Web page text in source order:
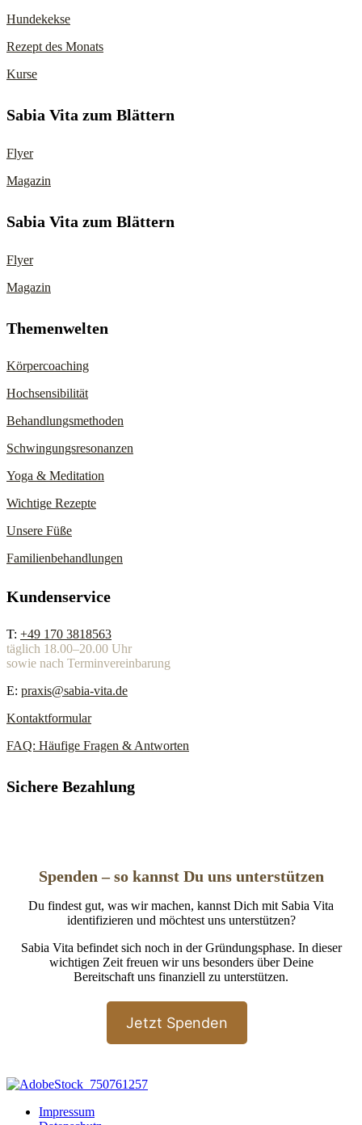
Hundekekse
Rezept des Monats
Kurse
Sabia Vita zum Blättern
Flyer
Magazin
Sabia Vita zum Blättern
Flyer
Magazin
Themenwelten
Körpercoaching
Hochsensibilität
Behandlungsmethoden
Schwingungsresonanzen
Yoga & Meditation
Wichtige Rezepte
Unsere Füße
Familienbehandlungen
Kundenservice
T: +49 170 3818563
täglich 18.00–20.00 Uhr
sowie nach Terminvereinbarung
E: praxis@sabia-vita.de
Kontaktformular
FAQ: Häufige Fragen & Antworten
Sichere Bezahlung
Spenden – so kannst Du uns unterstützen
Du findest gut, was wir machen, kannst Dich mit Sabia Vita
identifizieren und möchtest uns unterstützen?
Sabia Vita befindet sich noch in der Gründungsphase. In dieser
wichtigen Zeit freuen wir uns besonders über Deine
Bereitschaft uns finanziell zu unterstützen.
Jetzt Spenden
Impressum